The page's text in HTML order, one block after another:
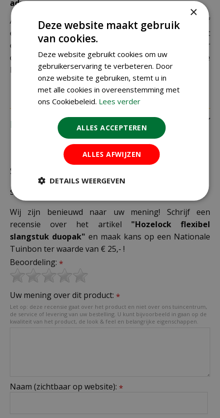
adres
Als je je pakket niet ophaalt bij een PostNL-punt of
een verkeerd afleveradres invult, zijn wij genoodzaakt
extra kosten in rekening te brengen. Controleer
daarom altijd goed je adresgegevens voordat je je
bestelling plaatst.
Recensies
Schrijf zelf een recensie over "Hozelock flexibel
slangstuk duopak"
Wij zijn benieuwd naar uw mening! Schrijf een
recensie over het artikel "Hozelock flexibel
slangstuk duopak" en maak kans op een Nationale
Tuinbon ter waarde van € 25,- !
Beoordeling: *
Uw mening over dit product: *
Let op: deze recensie gaat over het product en niet over ons tuincentrum,
de service of levering van uw bestelling. U kunt bijvoorbeeld in gaan op de
kwaliteit van het product, de look & feel en belangrijke eigenschappen.
Naam (zichtbaar op website): *
×
Deze website maakt gebruik
van cookies.
Deze website gebruikt cookies om uw
gebruikerservaring te verbeteren. Door
onze website te gebruiken, stemt u in
met alle cookies in overeenstemming met
ons Cookiebeleid. Lees verder
ALLES ACCEPTEREN
ALLES AFWIJZEN
DETAILS WEERGEVEN